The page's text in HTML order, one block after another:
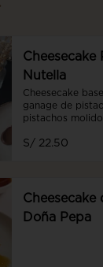
Cheesecake
Nutella
Cheesecake
ganage de
pistachos
S/ 22.50
Cheesecake
Doña Pepa